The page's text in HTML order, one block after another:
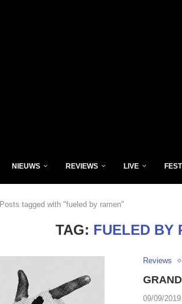
NIEUWS REVIEWS LIVE
Posts tagged with "fueled by ramen"
TAG: FUELED BY
Reviews
09/09/2019